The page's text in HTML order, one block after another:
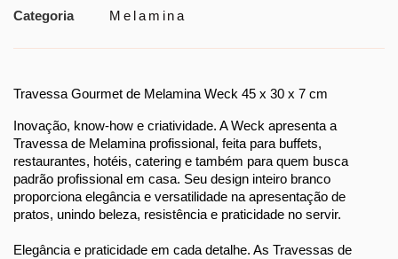
Categoria
Melamina
Travessa Gourmet de Melamina Weck 45 x 30 x 7 cm
Inovação, know-how e criatividade. A Weck apresenta a
Travessa de Melamina profissional, feita para buffets,
restaurantes, hotéis, catering e também para quem busca
padrão profissional em casa. Seu design inteiro branco
proporciona elegância e versatilidade na apresentação de
pratos, unindo beleza, resistência e praticidade no servir.
Elegância e praticidade em cada detalhe. As Travessas de